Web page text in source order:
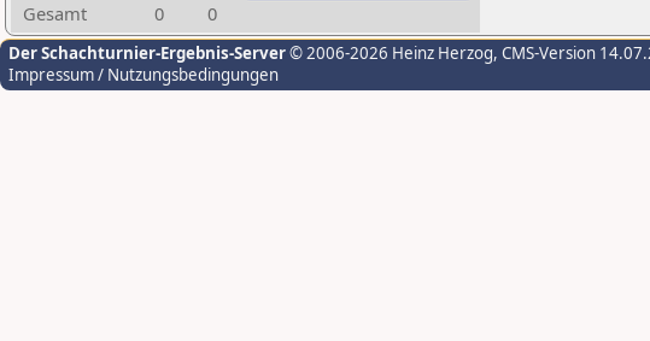
Gesamt
0 0
Der Schachturnier-Ergebnis-Server© 2006-2026 Heinz Herzog, CMS-Version
Impressum / Nutzungsbedingungen